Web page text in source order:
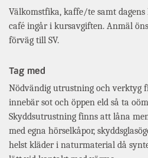
Välkomstfika, kaffe/te samt
café ingår i kursavgiften. Anmäl
förväg till SV.
Tag med
Nödvändig utrustning och verktyg
innebär sot och öppen eld så ta
Skyddsutrustning finns att låna
med egna hörselkåpor,
helst kläder i naturmaterial då